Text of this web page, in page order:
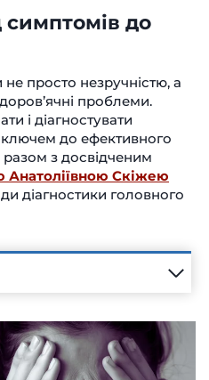
симптомів до
просто незручністю, а
проблеми.
і діагностувати
до ефективного
разом з досвідченим
Анатоліївною Скіжею
діагностики головного